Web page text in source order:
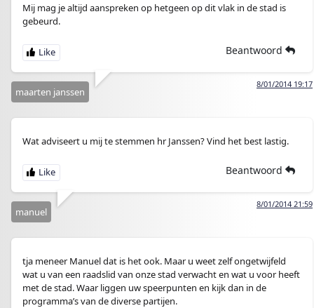
Mij mag je altijd aanspreken op hetgeen op dit vlak in de stad is
gebeurd.
Beantwoord
8/01/2014 19:17
maarten janssen
Wat adviseert u mij te stemmen hr Janssen? Vind het best lastig.
Beantwoord
8/01/2014 21:59
manuel
tja meneer Manuel dat is het ook. Maar u weet zelf ongetwijfeld
wat u van een raadslid van onze stad verwacht en wat u voor heeft
met de stad. Waar liggen uw speerpunten en kijk dan in de
programma’s van de diverse partijen.